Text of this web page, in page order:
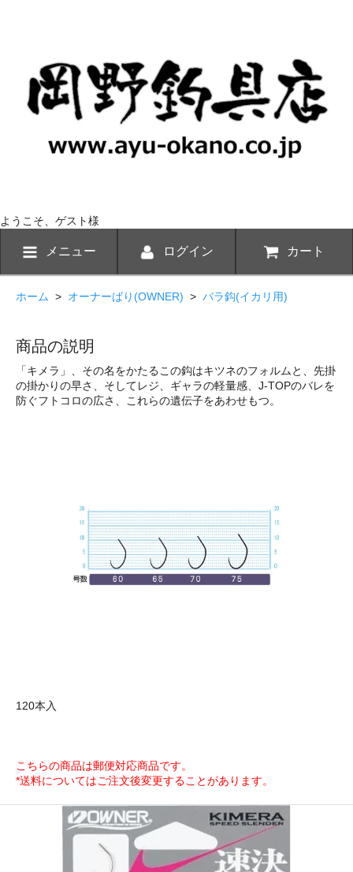
ようこそ、ゲスト様
メニュー ログイン カート
ホーム > オーナーばり(OWNER) > バラ鈎(イカリ用)
商品の説明
「キメラ」、その名をかたるこの鈎はキツネのフォルムと、先掛
の掛かりの早さ、そしてレジ、ギャラの軽量感、J-TOPのバレを
防ぐフトコロの広さ、これらの遺伝子をあわせもつ。
120本入
こちらの商品は郵便対応商品です。
*送料についてはご注文後変更することがあります。